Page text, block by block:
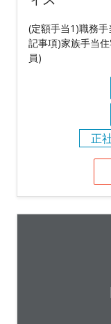
(定額手当1)職務
記事項)家族手当
員)
正